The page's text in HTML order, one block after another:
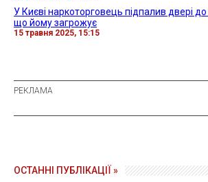
У Києві наркоторговець підпалив двері
що йому загрожує
15 травня 2025, 15:15
ОСТАННІ ПУБЛІКАЦІЇ »